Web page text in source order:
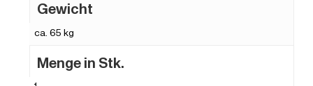
Gewicht
ca. 65 kg
Menge in Stk.